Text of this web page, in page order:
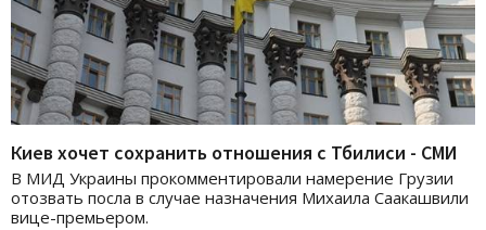
Киев хочет сохранить отношения с Тбилиси - СМИ
В МИД Украины прокомментировали намерение Грузии
отозвать посла в случае назначения Михаила Саакашвили
вице-премьером.